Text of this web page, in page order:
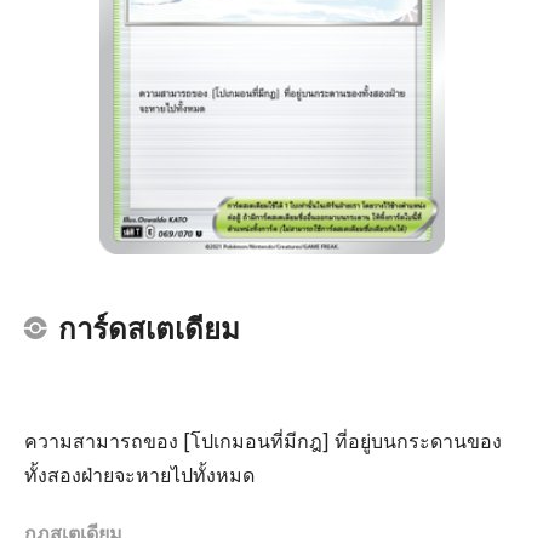
การ์ดสเตเดียม
ความสามารถของ [โปเกมอนที่มีกฎ] ที่อยู่บนกระดานของ
ทั้งสองฝ่ายจะหายไปทั้งหมด
กฎสเตเดียม